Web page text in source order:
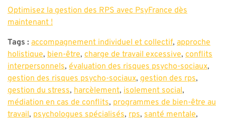
Optimisez la gestion des RPS avec PsyFrance dès
maintenant !
Tags : accompagnement individuel et collectif, approche
holistique, bien-être, charge de travail excessive, conflits
interpersonnels, évaluation des risques psycho-sociaux,
gestion des risques psycho-sociaux, gestion des rps,
gestion du stress, harcèlement, isolement social,
médiation en cas de conflits, programmes de bien-être au
travail, psychologues spécialisés, rps, santé mentale,